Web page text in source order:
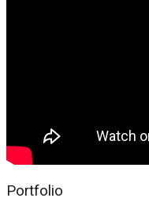
Portfolio